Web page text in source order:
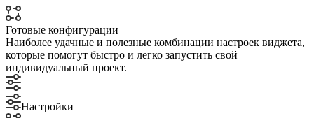
Готовые конфигурации
Наиболее удачные и полезные комбинации настроек виджета,
которые помогут быстро и легко запустить свой
индивидуальный проект.
Настройки